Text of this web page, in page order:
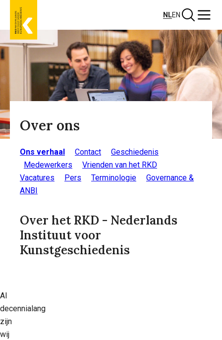
Overslaan
de
inhoud
gaan
NLEN ZoekenMenu
Over ons
Ons verhaal Contact
Geschiedenis
Medewerkers
Vrienden van het RKD
Vacatures
Pers Terminologie
Governance &
ANBI
Over het RKD - Nederlands
Instituut voor
Kunstgeschiedenis
Al
decennialang
zijn
wij